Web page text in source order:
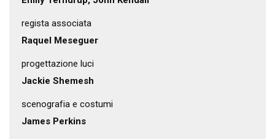
regista associata
Raquel Meseguer
progettazione luci
Jackie Shemesh
scenografia e costumi
James Perkins